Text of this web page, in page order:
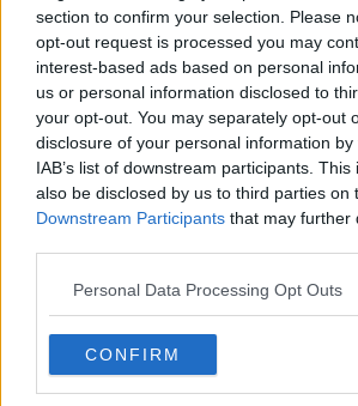
section to confirm your selection. Please
opt-out request is processed you may
interest-based ads based on personal
us or personal information disclosed to
your opt-out. You may separately opt-out
disclosure of your personal information
IAB’s list of downstream participants.
also be disclosed by us to third parties on
Downstream Participants that may further
Personal Data Processing Opt Outs
CONFIRM
aggiudicazione legati alle offerte tecniche più
massimo ribasso, premiando anche in ottica
impatto in termini di trasporti di mezzi e
Partenariato pubblico privato con il nuovo
avere uno sviluppo essenziale. Quali scelte
Merlini: "All' interno degli obblighi di legge, la
tutti gli spazi possibili per utilizzare, per i
sotto soglia, imprese locali, può essere
concertazione che porti alla stesura di un
che ne tenga conto, così come tenga conto
Pubblico Privato (PPP), cioè la cooperazione
privati per finanziare, costruire e gestire
servizi di interesse pubblico è una strada da
esempio, recuperare edifici pubblici
numerosi a Portoferraio dalle Fortezze ai